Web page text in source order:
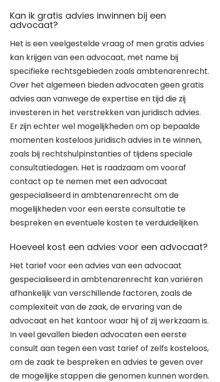
Kan ik gratis advies inwinnen bij een
advocaat?
Het is een veelgestelde vraag of men gratis advies
kan krijgen van een advocaat, met name bij
specifieke rechtsgebieden zoals ambtenarenrecht.
Over het algemeen bieden advocaten geen gratis
advies aan vanwege de expertise en tijd die zij
investeren in het verstrekken van juridisch advies.
Er zijn echter wel mogelijkheden om op bepaalde
momenten kosteloos juridisch advies in te winnen,
zoals bij rechtshulpinstanties of tijdens speciale
consultatiedagen. Het is raadzaam om vooraf
contact op te nemen met een advocaat
gespecialiseerd in ambtenarenrecht om de
mogelijkheden voor een eerste consultatie te
bespreken en eventuele kosten te verduidelijken.
Hoeveel kost een advies voor een advocaat?
Het tarief voor een advies van een advocaat
gespecialiseerd in ambtenarenrecht kan variëren
afhankelijk van verschillende factoren, zoals de
complexiteit van de zaak, de ervaring van de
advocaat en het kantoor waar hij of zij werkzaam is.
In veel gevallen bieden advocaten een eerste
consult aan tegen een vast tarief of zelfs kosteloos,
om de zaak te bespreken en advies te geven over
de mogelijke stappen die genomen kunnen worden.